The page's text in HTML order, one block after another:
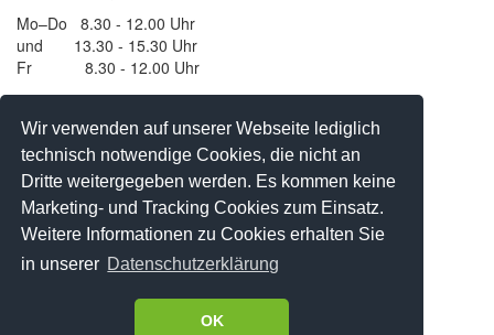
Wir verwenden auf unserer Webseite lediglich
technisch notwendige Cookies, die nicht an
Dritte weitergegeben werden. Es kommen keine
Marketing- und Tracking Cookies zum Einsatz.
Weitere Informationen zu Cookies erhalten Sie
in unserer Datenschutzerklärung
OK
Mo–Do 8.30 - 12.00 Uhr
und 13.30 - 15.30 Uhr
Fr 8.30 - 12.00 Uhr
Sperrmüllabholung
Vereinbaren sie einen Termin
IN DER STADT MAINZ
Tel: 06131 - 123434
oderOnlineformular
Impressum
Datenschutz